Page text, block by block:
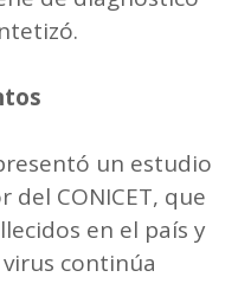
un estudio
CONICET, que
en el país y
continúa